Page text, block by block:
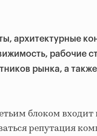
архитектурные
рабочие
рынка, а
блоком
репутация